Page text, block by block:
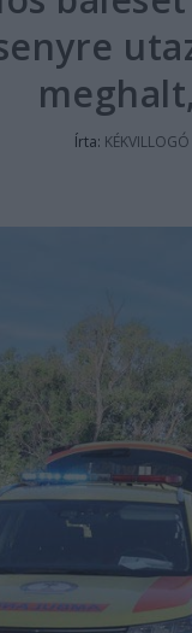
Írta: KÉKVILLOGÓ